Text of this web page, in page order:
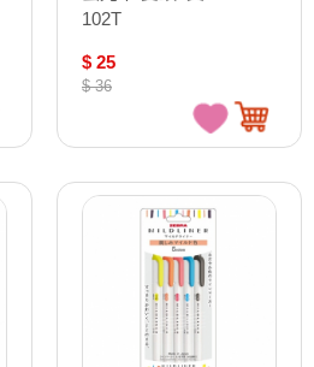
102T
$ 25
$ 36